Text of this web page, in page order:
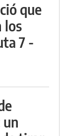
que
los
7 -